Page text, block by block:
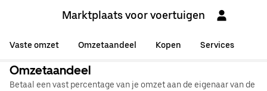
Marktplaats voor voertuigen
Vaste omzet Omzetaandeel Kopen Services
Omzetaandeel
Betaal een vast percentage van je omzet aan de eigenaar van de